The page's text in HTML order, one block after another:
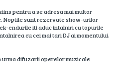
pentru a se adresa mai multor
Noptile sunt rezervate show-urilor
endurile iti aduc intalniri cu topurile
cu cei mai tari DJ ai momentului.
difuzarii operelor muzicale